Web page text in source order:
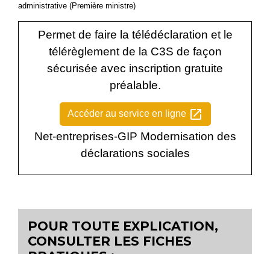
administrative (Première ministre)
Permet de faire la télédéclaration et le
télérèglement de la C3S de façon
sécurisée avec inscription gratuite
préalable.
Accéder au service en ligne open_in_new
Net-entreprises-GIP Modernisation des
déclarations sociales
POUR TOUTE EXPLICATION,
CONSULTER LES FICHES